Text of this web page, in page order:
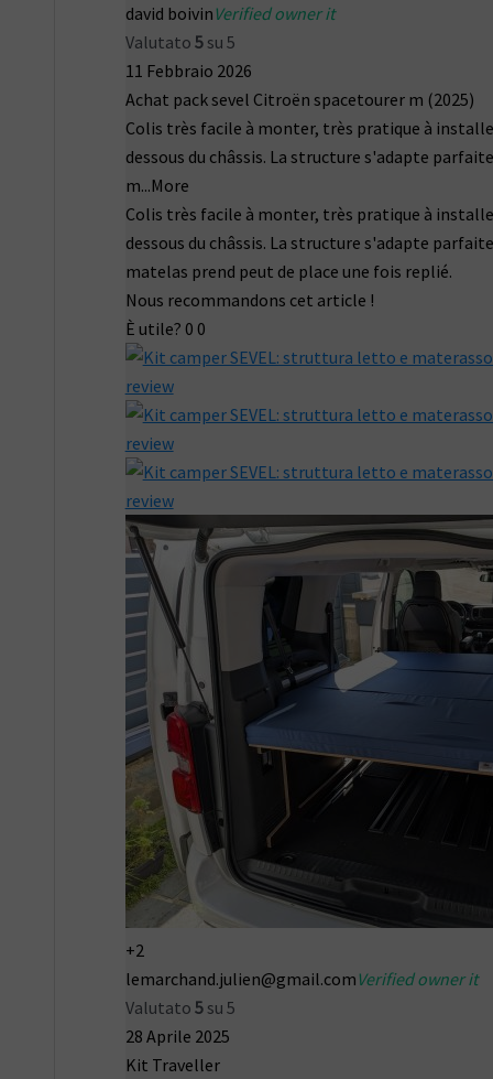
david boivinVerified owner it
Valutato 5su 5
11 Febbraio 2026
Achat pack sevel Citroën spacetourer m (2025)
Colis très facile à monter, très pratique à
dessous du châssis. La structure s'adapte
m...More
Colis très facile à monter, très pratique à
dessous du châssis. La structure s'adapte
matelas prend peut de place une fois replié.
Nous recommandons cet article !
È utile? 0 0
+2
lemarchand.julien@gmail.comVerified owner it
Valutato 5su 5
28 Aprile 2025
Kit Traveller